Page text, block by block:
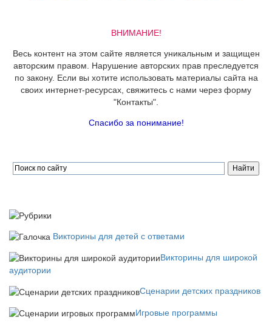
ВНИМАНИЕ!
Весь контент на этом сайте является уникальным и защищен
авторским правом. Нарушение авторских прав преследуется
по закону. Если вы хотите использовать материалы сайта на
своих интернет-ресурсах, свяжитесь с нами через форму
"Контакты".
Спасибо за понимание!
Викторины для детей с ответами
Викторины для широкой
аудитории
Сценарии детских праздников
Игровые программы